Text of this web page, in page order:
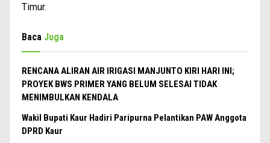
Timur.
Baca Juga
RENCANA ALIRAN AIR IRIGASI MANJUNTO KIRI HARI INI;
PROYEK BWS PRIMER YANG BELUM SELESAI TIDAK
MENIMBULKAN KENDALA
Wakil Bupati Kaur Hadiri Paripurna Pelantikan PAW Anggota
DPRD Kaur